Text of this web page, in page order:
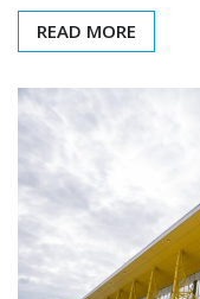
READ MORE